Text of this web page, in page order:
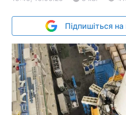
Підпишіться